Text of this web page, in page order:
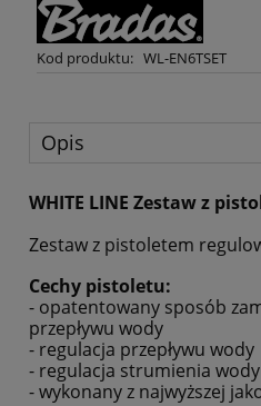
Kod produktu: WL-EN6TSET
Opis
WHITE LINE Zestaw z
Zestaw z pistoletem
Cechy pistoletu:
- opatentowany sposób
przepływu wody
- regulacja przepływu wody
- regulacja strumienia
- wykonany z najwyższej